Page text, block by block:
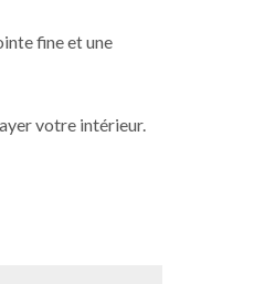
fine et une
votre intérieur.